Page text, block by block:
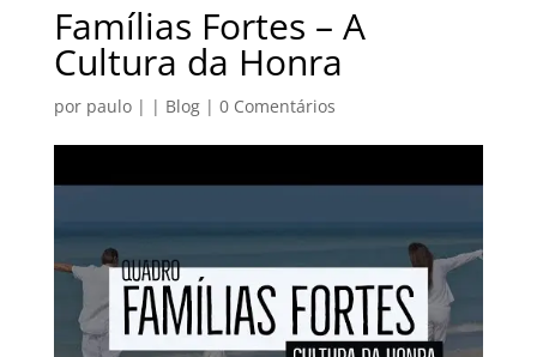
Famílias Fortes – A
Cultura da Honra
por paulo| | Blog| 0 Comentários